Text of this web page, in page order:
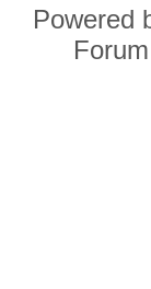
Powered